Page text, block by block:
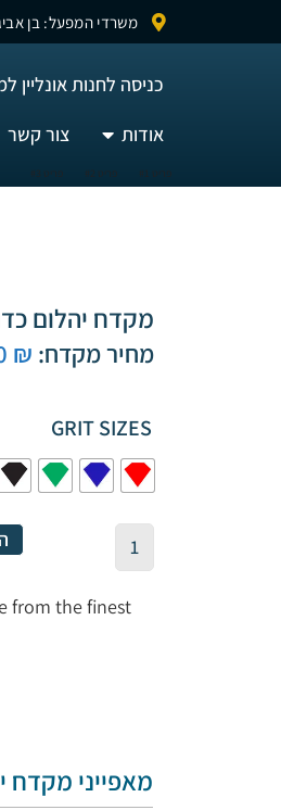
משרדי המפעל: בן אביגדור 26,
כניסה לחנות אונליין
אודות
צור קשר
מקדח יהלום
מחיר מקדח: ₪
GRIT SIZES
from the finest
מאפייני מקדח